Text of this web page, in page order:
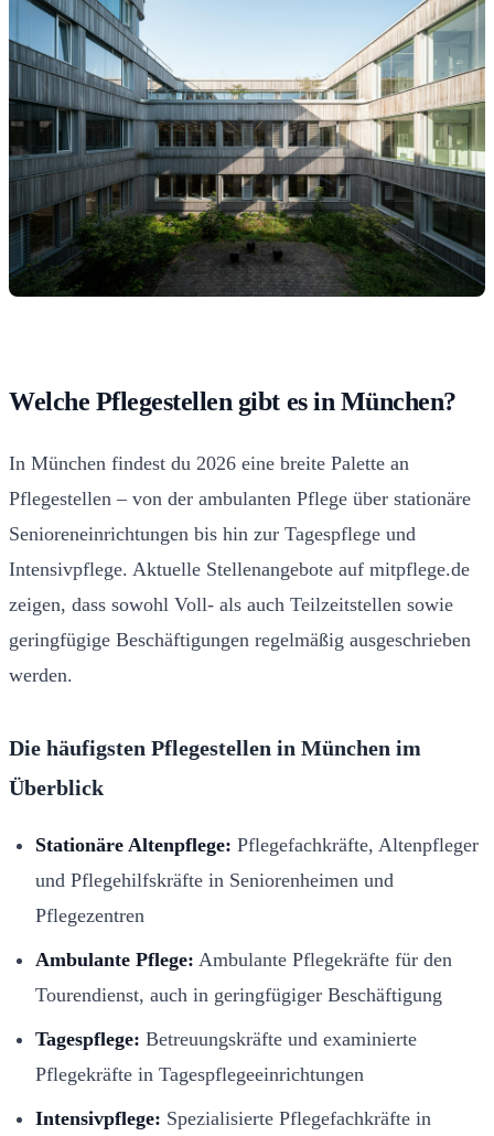
Welche Pflegestellen gibt es in München?
In München findest du 2026 eine breite Palette an
Pflegestellen – von der ambulanten Pflege über stationäre
Senioreneinrichtungen bis hin zur Tagespflege und
Intensivpflege. Aktuelle Stellenangebote auf mitpflege.de
zeigen, dass sowohl Voll- als auch Teilzeitstellen sowie
geringfügige Beschäftigungen regelmäßig ausgeschrieben
werden.
Die häufigsten Pflegestellen in München im
Überblick
Stationäre Altenpflege: Pflegefachkräfte, Altenpfleger
und Pflegehilfskräfte in Seniorenheimen und
Pflegezentren
Ambulante Pflege: Ambulante Pflegekräfte für den
Tourendienst, auch in geringfügiger Beschäftigung
Tagespflege: Betreuungskräfte und examinierte
Pflegekräfte in Tagespflegeeinrichtungen
Intensivpflege: Spezialisierte Pflegefachkräfte in